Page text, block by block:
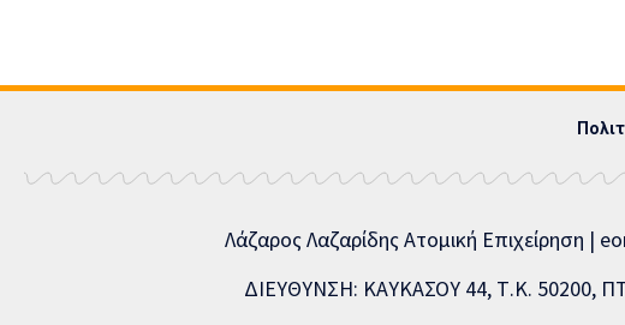
Λάζαρος Λαζαρίδης Ατομική
ΔΙΕΥΘΥΝΣΗ: ΚΑΥΚΑΣΟΥ 44, Τ.Κ. 50200,